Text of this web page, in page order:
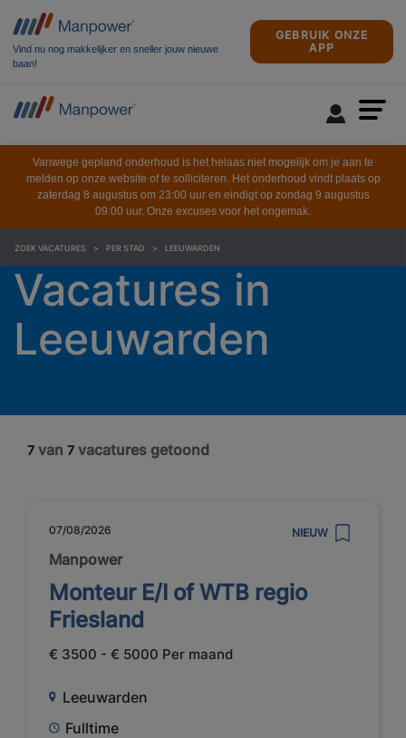
Vind nu nog makkelijker en sneller jouw nieuwe
baan!
GEBRUIK ONZE
APP
Vanwege gepland onderhoud is het helaas niet mogelijk om je aan te
melden op onze website of te solliciteren. Het onderhoud vindt plaats op
zaterdag 8 augustus om 23:00 uur en eindigt op zondag 9 augustus
09:00 uur. Onze excuses voor het ongemak.
ZOEK VACATURES PER STAD LEEUWARDEN
Vacatures in
Leeuwarden
7 van 7 vacatures getoond
07/08/2026 NIEUW
Manpower
Monteur E/I of WTB regio
Friesland
€ 3500 - € 5000 Per maand
Leeuwarden
Fulltime